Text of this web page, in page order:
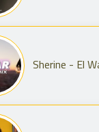
Sherine - El